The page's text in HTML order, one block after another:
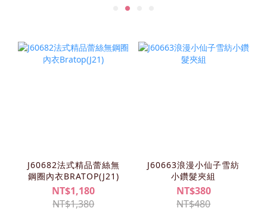
J60682法式精品蕾絲無
鋼圈內衣BRATOP(J21)
NT$1,180
NT$1,380
J60663浪漫小仙子雪紡
小鑽髮夾組
NT$380
NT$480